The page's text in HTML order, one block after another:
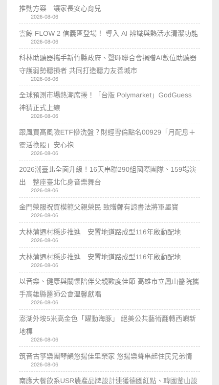
推動方案 讓家長安心育兒
2026-08-06
雲鯨 FLOW 2 信義區登場！ 導入 AI 辨識與熱活水清潔功能
2026-08-06
科林助聽器攜手新竹縣政府、聲暉聯合會捐贈AI數位助聽器
守護弱勢聽損者 共同打造聽力友善城市
2026-08-06
全球預測市場熱潮席捲！「台版 Polymarket」GodGuess
神猜正式上線
2026-08-06
跟風買高風險ETF慘洗盤？財經雪倫點名00929「月配息＋
靈活換股」安心抱
2026-08-06
2026潮臺北全面升級！16天串聯290組國際團隊、159場演
出 整座臺北化身音樂舞台
2026-08-06
金門榮服祝賀模範父親榮民 致贈鄭有諒書法將軍墨寶
2026-08-06
大林蒲遷村穩步推進 安置地道路成型116年啟動配地
2026-08-06
大林蒲遷村穩步推進 安置地道路成型116年啟動配地
2026-08-06
以音樂、健康與關懷陪伴父親歡度佳節 高雄市立鳳山醫院攜
手高雄縣醫師公會溫馨獻唱
2026-08-06
澎湖外垵5米高金色「躍動海豚」 絕美公共藝術翻轉西嶼新
地標
2026-08-06
筑音古箏樂團琴韻悠揚佳里榮家 悠揚樂聲串起住民兄弟情
2026-08-06
南應大餐飲系USR農產品牌設計連獲德國紅點、韓國釜山設